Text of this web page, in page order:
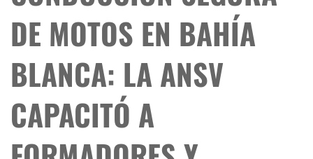
DE MOTOS EN BAHÍA
BLANCA: LA ANSV
CAPACITÓ A